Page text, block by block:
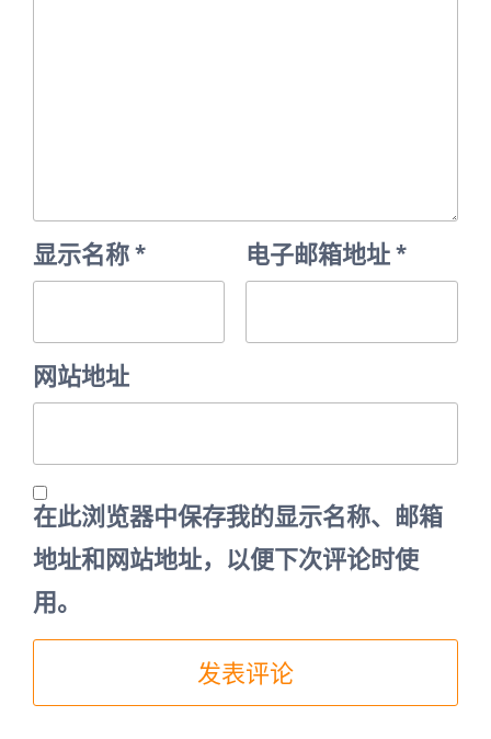
显示名称* 电子邮箱地址*
网站地址
在此浏览器中保存我的显示名称、邮箱
地址和网站地址，以便下次评论时使
用。